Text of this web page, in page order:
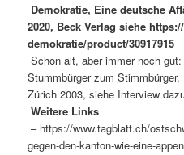
Demokratie, Eine deutsche
2020, Beck Verlag siehe
demokratie/product/30917915
Schon alt, aber immer noch
Stummbürger zum
Zürich 2003, siehe Interview
Weitere Links
– https://www.tagblatt.ch/
gegen-den-kanton-wie-eine-